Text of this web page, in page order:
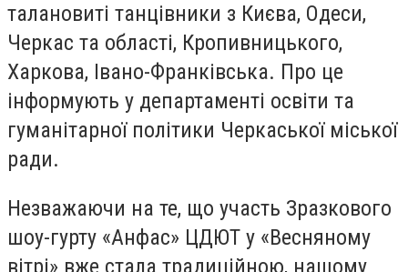
талановиті танцівники з Києва, Одеси,
Черкас та області, Кропивницького,
Харкова, Івано-Франківська. Про це
інформують у департаменті освіти та
гуманітарної політики Черкаської міської
ради.
Незважаючи на те, що участь Зразкового
шоу-гурту «Анфас» ЦДЮТ у «Весняному
вітрі» вже стала традиційною, нашому